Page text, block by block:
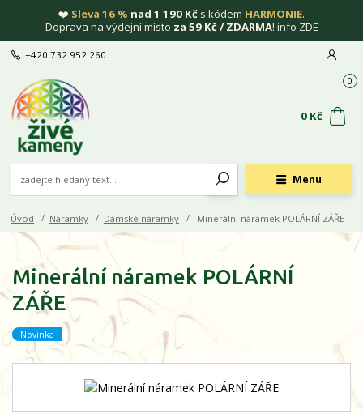
❤️ Sleva 16 % nad 1 190 Kč s kódem HARMONIE.
Doprava na výdejní místo za 59 Kč / ZDARMA! info ZDE
Menu
+420 732 952 260
0
0 Kč
Úvod Náramky Dámské náramky Minerální náramek POLÁRNÍ ZÁŘE
Minerální náramek POLÁRNÍ
ZÁŘE
Novinka